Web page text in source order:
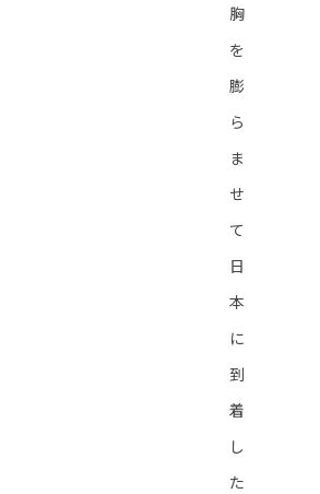
胸
を
膨
ら
ま
せ
て
日
本
に
到
着
し
た